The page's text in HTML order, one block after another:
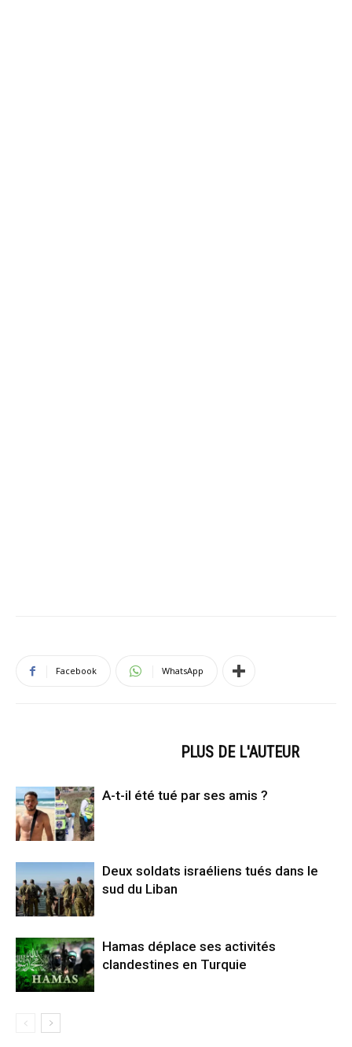
Facebook WhatsApp
PLUS DE L'AUTEUR
A-t-il été tué par ses amis ?
Deux soldats israéliens tués dans le
sud du Liban
Hamas déplace ses activités
clandestines en Turquie